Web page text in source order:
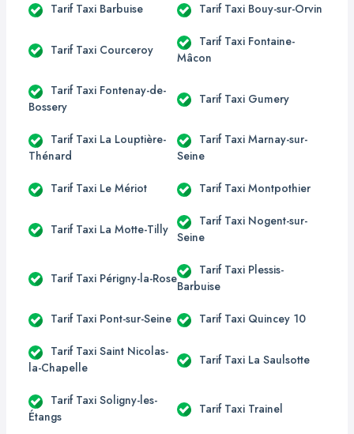
Tarif Taxi Barbuise Tarif Taxi Bouy-sur-Orvin
Tarif Taxi Courceroy
Tarif Taxi Fontaine-
Mâcon
Tarif Taxi Fontenay-de-
Bossery
Tarif Taxi Gumery
Tarif Taxi La Louptière-
Thénard
Tarif Taxi Marnay-sur-
Seine
Tarif Taxi Le Mériot Tarif Taxi Montpothier
Tarif Taxi La Motte-Tilly
Tarif Taxi Nogent-sur-
Seine
Tarif Taxi Périgny-la-Rose
Tarif Taxi Plessis-
Barbuise
Tarif Taxi Pont-sur-Seine Tarif Taxi Quincey 10
Tarif Taxi Saint Nicolas-
la-Chapelle
Tarif Taxi La Saulsotte
Tarif Taxi Soligny-les-
Étangs
Tarif Taxi Trainel